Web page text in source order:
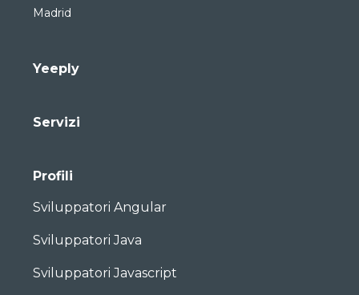
Madrid
Yeeply
Servizi
Profili
Sviluppatori Angular
Sviluppatori Java
Sviluppatori Javascript